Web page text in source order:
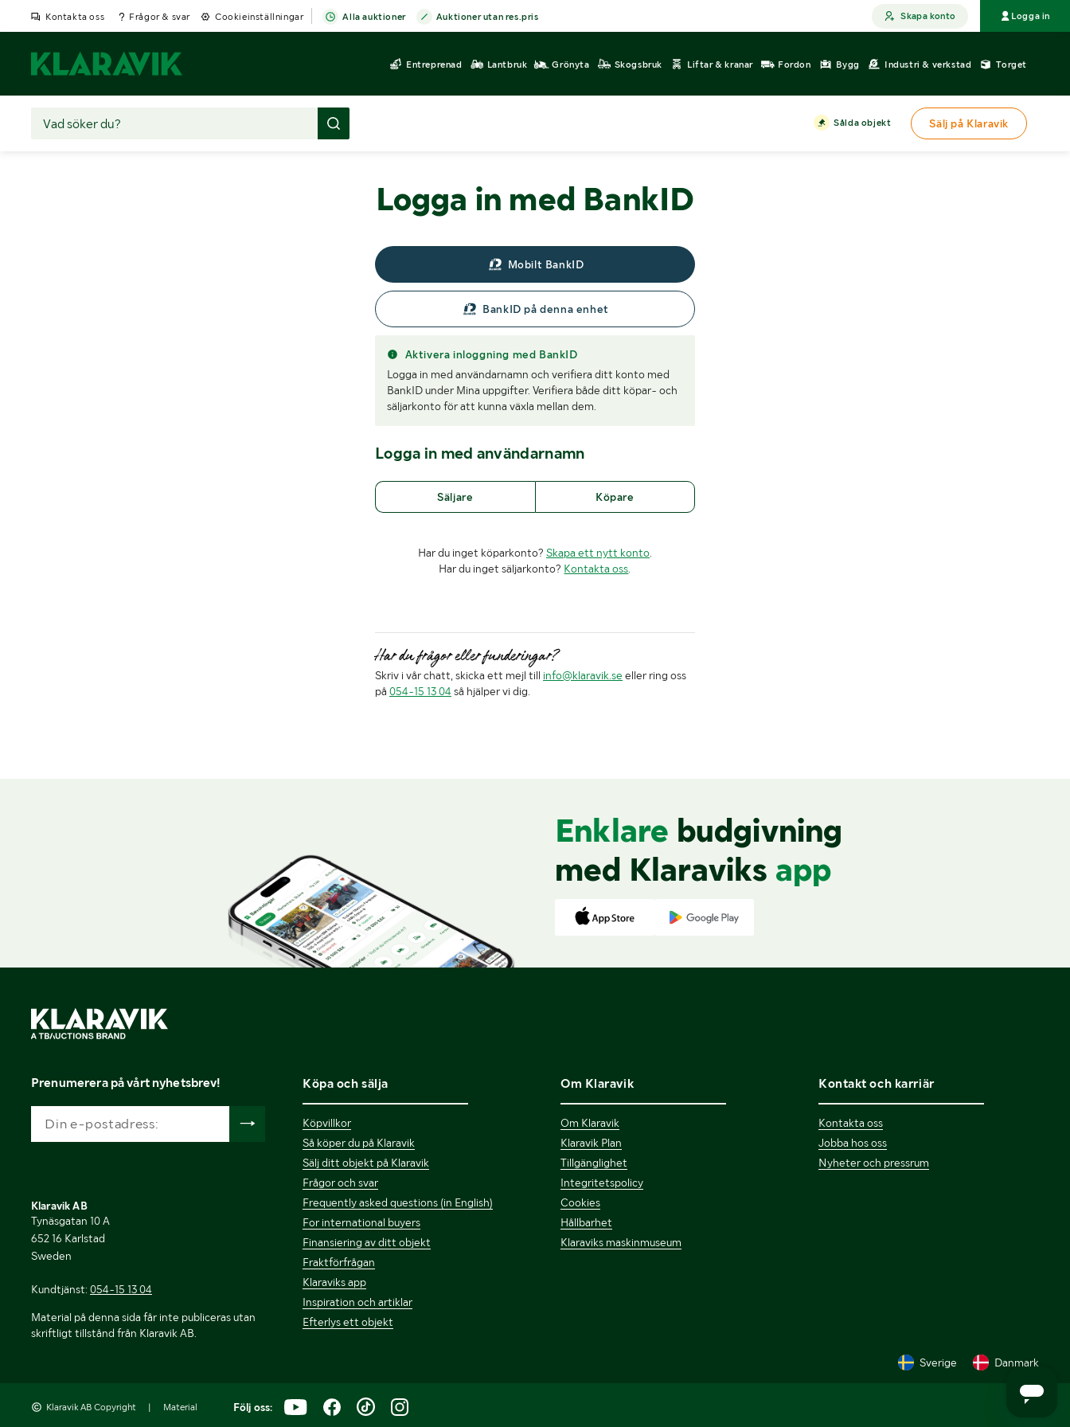
Kontakta oss Frågor & svar Cookieinställningar Alla auktioner Auktioner utan res.pris Skapa konto Logga in
Entreprenad Lantbruk Grönyta Skogsbruk Liftar & kranar Fordon Bygg Industri & verkstad Torget
Sålda objekt Sälj på Klaravik
Logga in med BankID
Mobilt BankID
BankID på denna enhet
Aktivera inloggning med BankID
Logga in med användarnamn och verifiera ditt konto med
BankID under Mina uppgifter. Verifiera både ditt köpar- och
säljarkonto för att kunna växla mellan dem.
Logga in med användarnamn
Säljare Köpare
Har du inget köparkonto? Skapa ett nytt konto.
Har du inget säljarkonto? Kontakta oss
Har du frågor eller funderingar?
Skriv i vår chatt, skicka ett mejl till info@klaravik.se eller ring oss
på 054-15 13 04så hjälper vi dig.
Enklare budgivning
med Klaraviks app
Prenumerera på vårt nyhetsbrev!
Klaravik AB
Tynäsgatan 10 A
652 16 Karlstad
Sweden
Kundtjänst: 054-15 13 04
Material på denna sida får inte publiceras utan
skriftligt tillstånd från Klaravik AB.
Köpa och sälja
Köpvillkor
Så köper du på Klaravik
Sälj ditt objekt på Klaravik
Frågor och svar
Frequently asked questions (in English)
For international buyers
Finansiering av ditt objekt
Fraktförfrågan
Klaraviks app
Inspiration och artiklar
Efterlys ett objekt
Om Klaravik
Om Klaravik
Klaravik Plan
Tillgänglighet
Integritetspolicy
Cookies
Hållbarhet
Klaraviks maskinmuseum
Kontakt och karriär
Kontakta oss
Jobba hos oss
Nyheter och pressrum
Danmark
Sverige
Klaravik AB Copyright | Material Följ oss: